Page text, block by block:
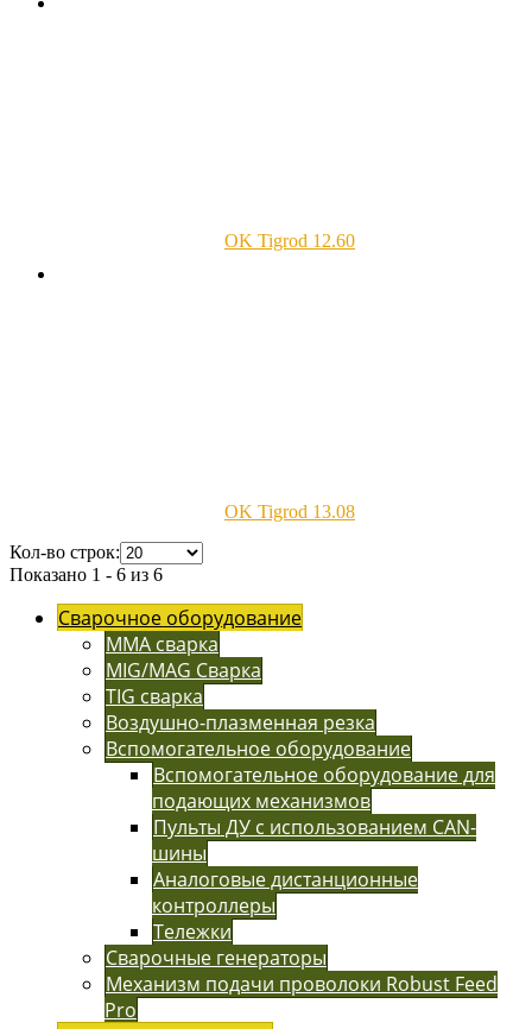
OK Tigrod 12.60
ОK Tigrod 13.08
Кол-во строк:
Показано 1 - 6 из 6
Сварочное оборудование
MMA сварка
MIG/MAG Сварка
TIG сварка
Воздушно-плазменная резка
Вспомогательное оборудование
Вспомогательное оборудование для
подающих механизмов
Пульты ДУ с использованием CAN-
шины
Аналоговые дистанционные
контроллеры
Тележки
Сварочные генераторы
Механизм подачи проволоки Robust Feed
Pro